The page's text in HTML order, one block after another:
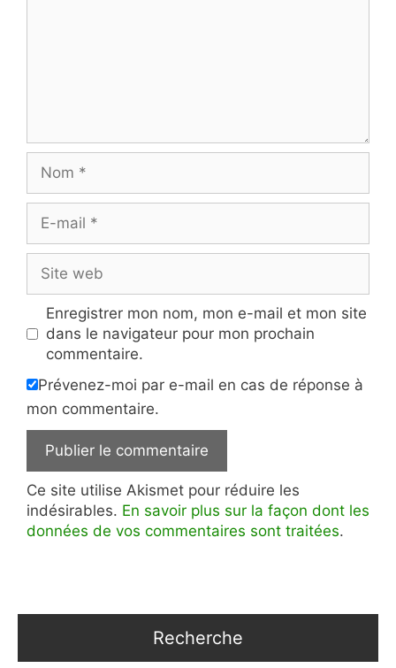
mail
web
Enregistrer mon nom, mon e-mail et mon site
dans le navigateur pour mon prochain
commentaire.
Prévenez-moi par e-mail en cas de réponse à
mon commentaire.
Ce site utilise Akismet pour réduire les
indésirables. En savoir plus sur la façon dont les
données de vos commentaires sont traitées.
Recherche